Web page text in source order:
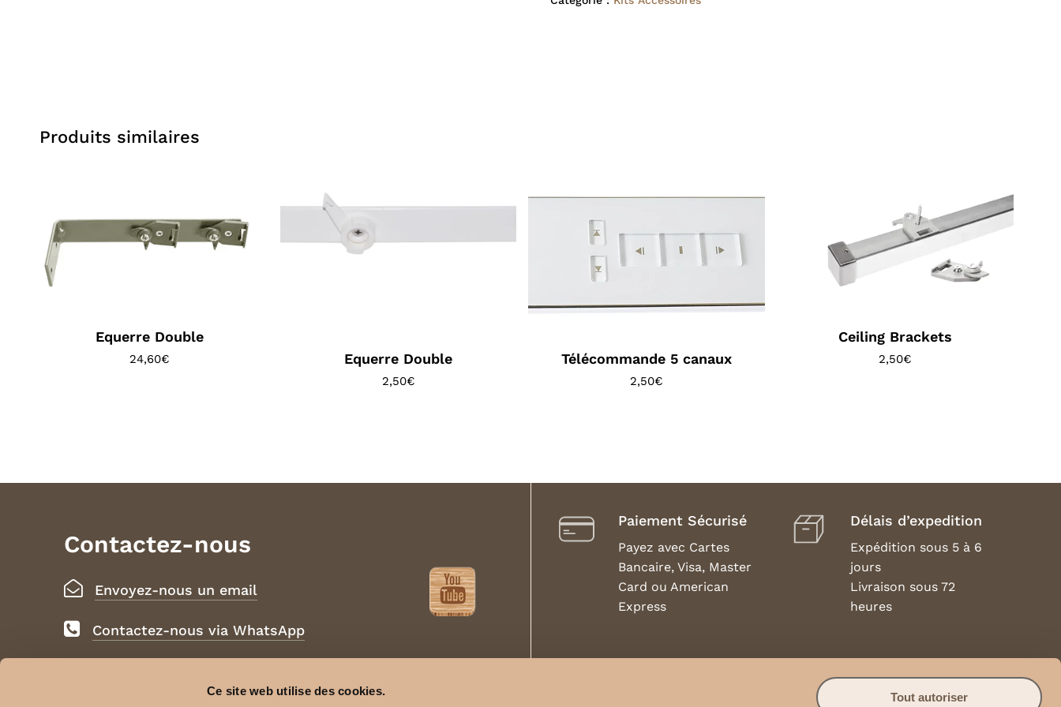
Ce site web utilise des cookies. Tout autoriser
Produits similaires
Equerre Double
24,60€ Equerre Double
2,50€
Télécommande 5 canaux
2,50€
Ceiling Brackets
2,50€
Contactez-nous
Envoyez-nous un email
Contactez-nous via WhatsApp
Mentions Légales, CGU et CGV
Paiement Sécurisé
Payez avec Cartes
Bancaire, Visa, Master
Card ou American
Express
Délais d’expedition
Expédition sous 5 à 6
jours
Livraison sous 72
heures
Les retours sont